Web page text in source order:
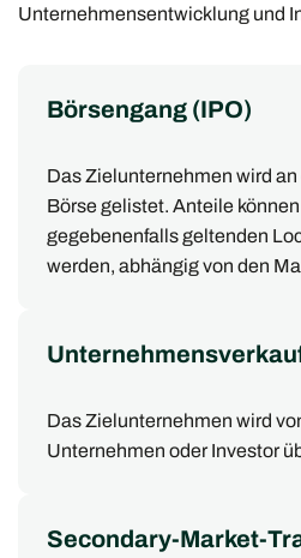
Unternehmensentwicklung und
Börsengang (IPO)
Das Zielunternehmen wird
Börse gelistet. Anteile
gegebenenfalls geltenden
werden, abhängig von den
Das Zielunternehmen wird
Unternehmen oder Investor
Secondary-Market-